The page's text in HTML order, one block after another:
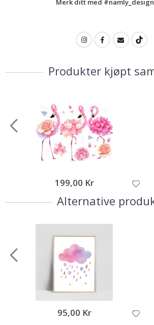
Merk ditt med #namly_design
Produkter kjøpt
199,00 Kr
Alternative
95,00 Kr